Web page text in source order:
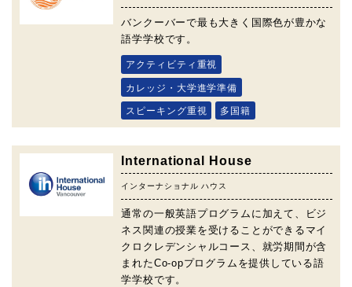
バンクーバーで最も大きく国際色が豊かな
語学学校です。
アクティビティ重視
カレッジ・大学進学準備
スピーキング重視 多国籍
International House
インターナショナル ハウス
通常の一般英語プログラムに加えて、ビジ
ネス関連の授業を受けることができるマイ
クロクレデンシャルコース、就労期間が含
まれたCo-opプログラムを提供している語
学学校です。